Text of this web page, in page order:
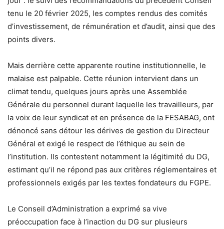
tenu le 20 février 2025, les comptes rendus des comités
d’investissement, de rémunération et d’audit, ainsi que des
points divers.
Mais derrière cette apparente routine institutionnelle, le
malaise est palpable. Cette réunion intervient dans un
climat tendu, quelques jours après une Assemblée
Générale du personnel durant laquelle les travailleurs, par
la voix de leur syndicat et en présence de la FESABAG, ont
dénoncé sans détour les dérives de gestion du Directeur
Général et exigé le respect de l’éthique au sein de
l’institution. Ils contestent notamment la légitimité du DG,
estimant qu’il ne répond pas aux critères réglementaires et
professionnels exigés par les textes fondateurs du FGPE.
Le Conseil d’Administration a exprimé sa vive
préoccupation face à l’inaction du DG sur plusieurs